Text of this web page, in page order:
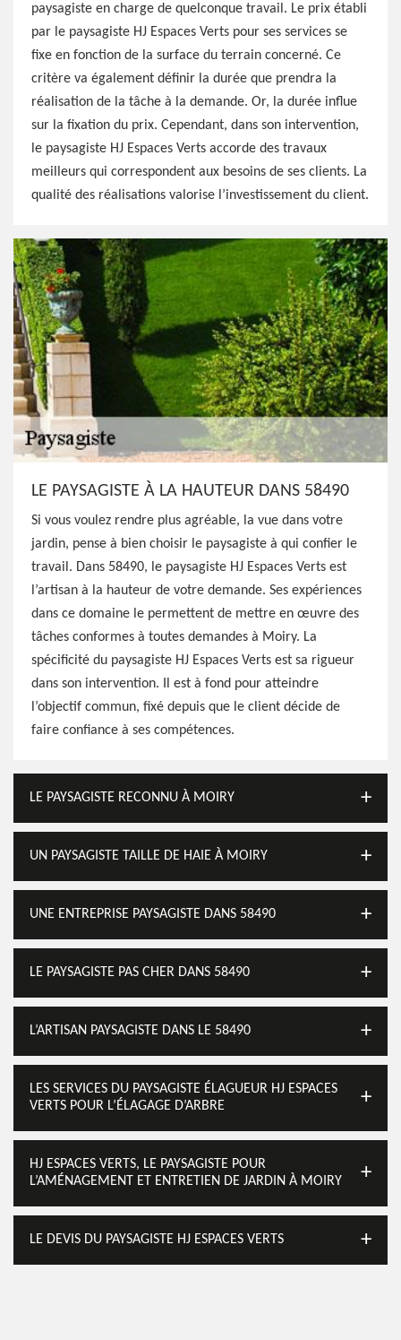
paysagiste en charge de quelconque travail. Le prix établi
par le paysagiste HJ Espaces Verts pour ses services se
fixe en fonction de la surface du terrain concerné. Ce
critère va également définir la durée que prendra la
réalisation de la tâche à la demande. Or, la durée influe
sur la fixation du prix. Cependant, dans son intervention,
le paysagiste HJ Espaces Verts accorde des travaux
meilleurs qui correspondent aux besoins de ses clients. La
qualité des réalisations valorise l’investissement du client.
LE PAYSAGISTE À LA HAUTEUR DANS 58490
Si vous voulez rendre plus agréable, la vue dans votre
jardin, pense à bien choisir le paysagiste à qui confier le
travail. Dans 58490, le paysagiste HJ Espaces Verts est
l’artisan à la hauteur de votre demande. Ses expériences
dans ce domaine le permettent de mettre en œuvre des
tâches conformes à toutes demandes à Moiry. La
spécificité du paysagiste HJ Espaces Verts est sa rigueur
dans son intervention. Il est à fond pour atteindre
l’objectif commun, fixé depuis que le client décide de
faire confiance à ses compétences.
LE PAYSAGISTE RECONNU À MOIRY
UN PAYSAGISTE TAILLE DE HAIE À MOIRY
UNE ENTREPRISE PAYSAGISTE DANS 58490
LE PAYSAGISTE PAS CHER DANS 58490
L’ARTISAN PAYSAGISTE DANS LE 58490
LES SERVICES DU PAYSAGISTE ÉLAGUEUR HJ ESPACES
VERTS POUR L’ÉLAGAGE D’ARBRE
HJ ESPACES VERTS, LE PAYSAGISTE POUR
L’AMÉNAGEMENT ET ENTRETIEN DE JARDIN À MOIRY
LE DEVIS DU PAYSAGISTE HJ ESPACES VERTS